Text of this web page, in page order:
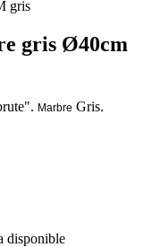
gris Ø40cm
Marbre Gris.
disponible